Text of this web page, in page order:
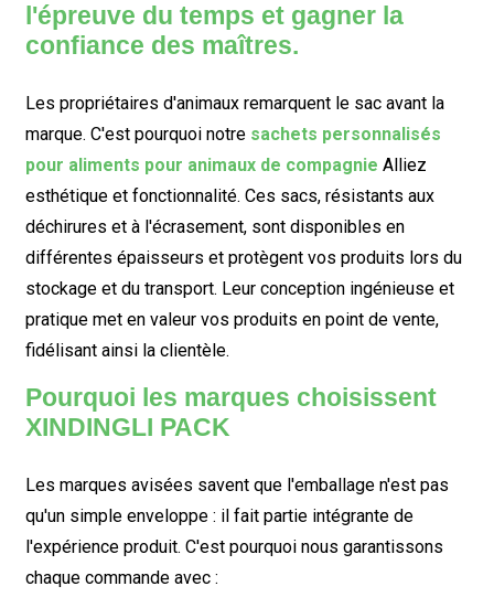
l'épreuve du temps et gagner la
confiance des maîtres.
Les propriétaires d'animaux remarquent le sac avant la
marque. C'est pourquoi notre sachets personnalisés
pour aliments pour animaux de compagnie Alliez
esthétique et fonctionnalité. Ces sacs, résistants aux
déchirures et à l'écrasement, sont disponibles en
différentes épaisseurs et protègent vos produits lors du
stockage et du transport. Leur conception ingénieuse et
pratique met en valeur vos produits en point de vente,
fidélisant ainsi la clientèle.
Pourquoi les marques choisissent
XINDINGLI PACK
Les marques avisées savent que l'emballage n'est pas
qu'un simple enveloppe : il fait partie intégrante de
l'expérience produit. C'est pourquoi nous garantissons
chaque commande avec :